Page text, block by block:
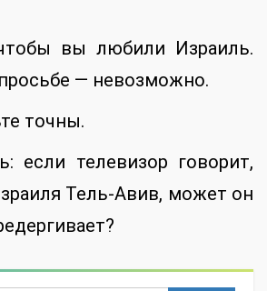
вы любили Израиль.
— невозможно.
точны.
если телевизор говорит,
Тель-Авив, может он